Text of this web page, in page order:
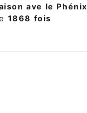
ave le Phénix
1868 fois